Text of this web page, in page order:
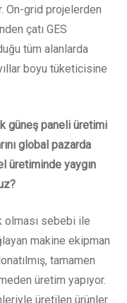
On-grid projelerden
çatı GES
tüm alanlarda
boyu tüketicisine
güneş paneli üretimi
global pazarda
üretiminde yaygın
olması sebebi ile
makine ekipman
tamamen
üretim yapıyor.
üretilen ürünler